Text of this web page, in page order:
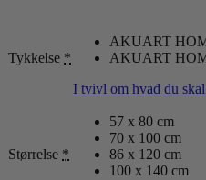
Tykkelse *
AKUART
AKUART
I tvivl om hvad du
Størrelse *
57 x 80 cm
70 x 100 cm
86 x 120 cm
100 x 140 cm